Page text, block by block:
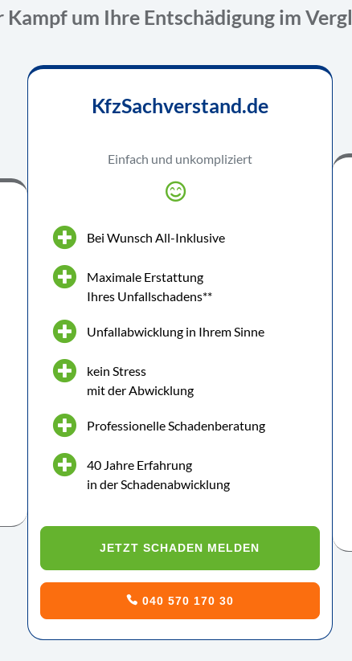
Kampf um Ihre Entschädigung im
KfzSachverstand.de
Einfach und unkompliziert
Bei Wunsch All-Inklusive
Maximale Erstattung
Ihres Unfallschadens**
Unfallabwicklung in Ihrem Sinne
kein Stress
mit der Abwicklung
Professionelle Schadenberatung
40 Jahre Erfahrung
in der Schadenabwicklung
JETZT SCHADEN MELDEN
040 570 170 30